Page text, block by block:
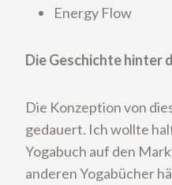
Energy Flow
Die Geschichte hinter
Die Konzeption von
gedauert. Ich wollte
Yogabuch auf den
anderen Yogabücher